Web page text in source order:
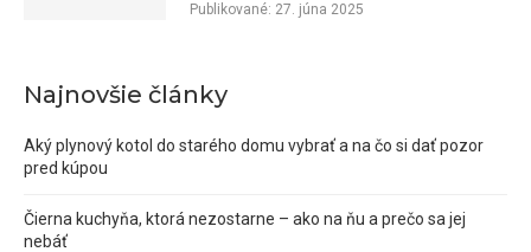
Publikované: 27. júna 2025
Najnovšie články
Aký plynový kotol do starého domu vybrať a na čo si dať pozor
pred kúpou
Čierna kuchyňa, ktorá nezostarne – ako na ňu a prečo sa jej
nebáť